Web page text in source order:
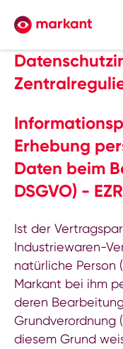
Erhebung
Daten beim
DSGVO) - EZR
Ist der
Industriewaren-
natürliche Person
Markant bei ihm
deren
Grundverordnung
diesem Grund